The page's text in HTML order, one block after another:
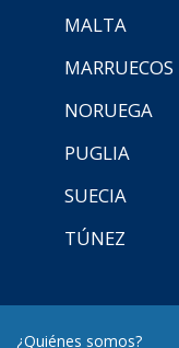
MALTA
MARRUECOS
NORUEGA
PUGLIA
SUECIA
TÚNEZ
¿Quiénes somos?